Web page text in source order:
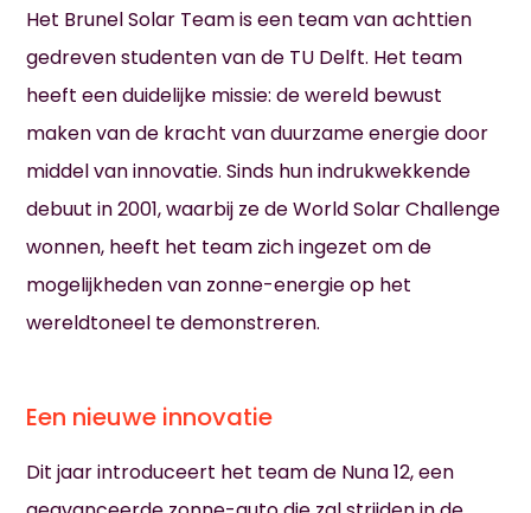
Het Brunel Solar Team is een team van achttien
gedreven studenten van de TU Delft. Het team
heeft een duidelijke missie: de wereld bewust
maken van de kracht van duurzame energie door
middel van innovatie. Sinds hun indrukwekkende
debuut in 2001, waarbij ze de World Solar Challenge
wonnen, heeft het team zich ingezet om de
mogelijkheden van zonne-energie op het
wereldtoneel te demonstreren.
Een nieuwe innovatie
Dit jaar introduceert het team de Nuna 12, een